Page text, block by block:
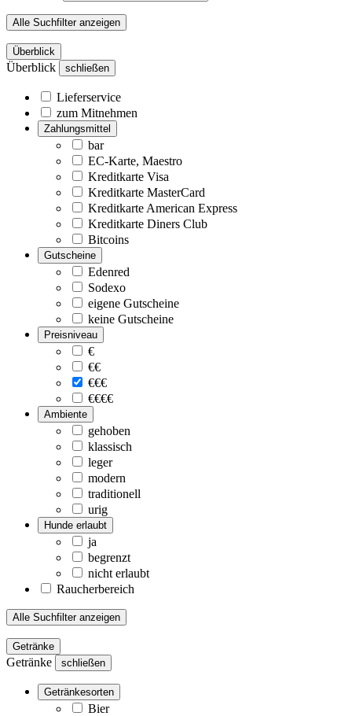
Alle Suchfilter anzeigen
Überblick
Überblick schließen
Lieferservice
zum Mitnehmen
Zahlungsmittel
bar
EC-Karte, Maestro
Kreditkarte Visa
Kreditkarte MasterCard
Kreditkarte American Express
Kreditkarte Diners Club
Bitcoins
Gutscheine
Edenred
Sodexo
eigene Gutscheine
keine Gutscheine
Preisniveau
€
€€
€€€
€€€€
Ambiente
gehoben
klassisch
leger
modern
traditionell
urig
Hunde erlaubt
ja
begrenzt
nicht erlaubt
Raucherbereich
Alle Suchfilter anzeigen
Getränke
Getränke schließen
Getränkesorten
Bier